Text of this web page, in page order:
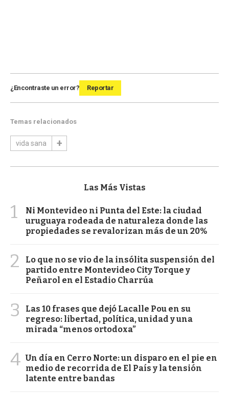
¿Encontraste un error? Reportar
Temas relacionados
vida sana
Las Más Vistas
1
Ni Montevideo ni Punta del Este: la ciudad
uruguaya rodeada de naturaleza donde las
propiedades se revalorizan más de un 20%
2
Lo que no se vio de la insólita suspensión del
partido entre Montevideo City Torque y
Peñarol en el Estadio Charrúa
3
Las 10 frases que dejó Lacalle Pou en su
regreso: libertad, política, unidad y una
mirada “menos ortodoxa”
4 Un día en Cerro Norte: un disparo en el pie en
medio de recorrida de El País y la tensión
latente entre bandas